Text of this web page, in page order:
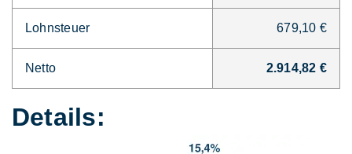
Lohnsteuer 679,10 €
Netto 2.914,82 €
Details: